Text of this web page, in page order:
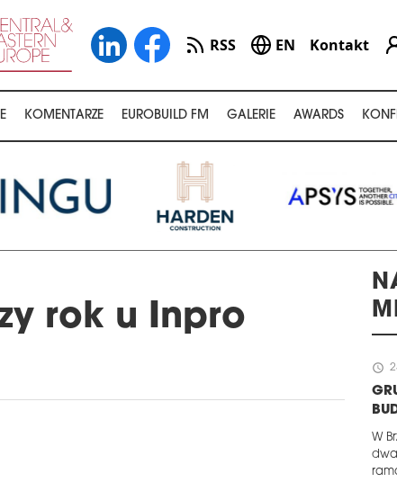
RSS EN Kontakt
KOMENTARZE EUROBUILD FM GALERIE AWARDS
rok u Inpro
schedule
W